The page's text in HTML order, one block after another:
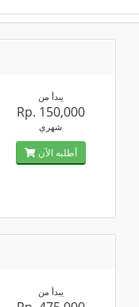
يبدأ من
Rp. 150,000
شهري
أطلبه الآن
يبدأ من